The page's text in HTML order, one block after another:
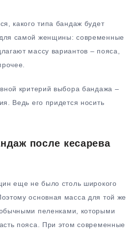
какого типа бандаж будет
самой женщины: современные
массу вариантов – пояса,
критерий выбора бандажа –
Ведь его придется носить
после кесарева
еще не было столь широкого
основная масса для той же
пеленками, которыми
пояса. При этом современные